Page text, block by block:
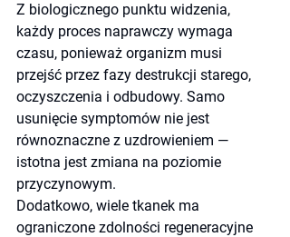
Z biologicznego punktu widzenia,
każdy proces naprawczy wymaga
czasu, ponieważ organizm musi
przejść przez fazy destrukcji starego,
oczyszczenia i odbudowy. Samo
usunięcie symptomów nie jest
równoznaczne z uzdrowieniem —
istotna jest zmiana na poziomie
przyczynowym.
Dodatkowo, wiele tkanek ma
ograniczone zdolności regeneracyjne